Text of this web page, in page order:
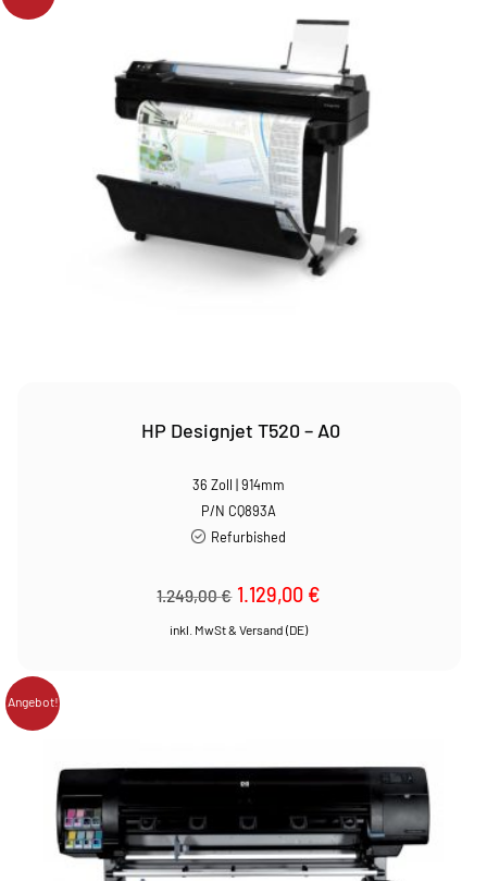
HP Designjet T520 – A0
36 Zoll | 914mm
P/N CQ893A
Refurbished
1.249,00€ Ursprünglicher
Preis
1.129,00 €
Angebot!